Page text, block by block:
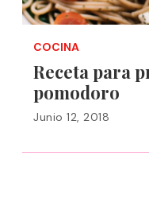
COCINA
Receta para
pomodoro
Junio 12, 2018